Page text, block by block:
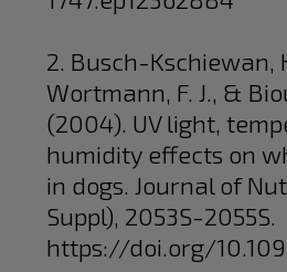
2. Busch-Kschiewan,
Wortmann, F. J., &
(2004). UV light,
humidity effects on
in dogs. Journal of
Suppl), 2053S-2055S.
https://doi.org/